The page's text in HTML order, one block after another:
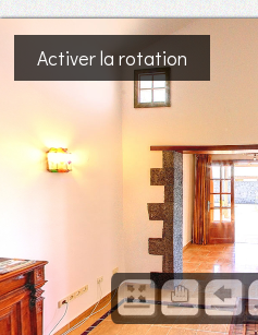
Activer la rotation